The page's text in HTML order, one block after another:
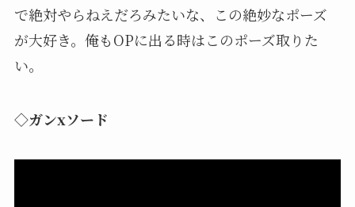
で絶対やらねえだろみたいな、この絶妙なポーズ
が大好き。俺もOPに出る時はこのポーズ取りた
い。
◇ガンxソード